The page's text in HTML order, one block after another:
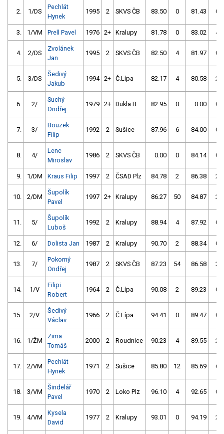
2. 1/DS
Pechlát
Hynek
1995 2 SKVS ČB 83.50 0 81.43 0
3. 1/VM Prell Pavel 1976 2+ Kralupy 81.78 0 83.02 4
4. 2/DS
Zvolánek
Jan
1995 2 SKVS ČB 82.50 4 81.97 0
5. 3/DS
Šedivý
Jakub
1994 2+ Č.Lípa 82.17 4 80.58 2
6. 2/
Suchý
Ondřej
1979 2+ Dukla B. 82.95 0 0.00 0
7. 3/
Bouzek
Filip
1992 2 Sušice 87.96 6 84.00 0
8. 4/
Lenc
Miroslav
1986 2 SKVS ČB 0.00 0 84.14 0
9. 1/DM Kraus Filip 1997 2 ČSAD Plz 84.78 2 86.38 2
10. 2/DM
Šupolík
Pavel
1997 2+ Kralupy 86.27 50 84.87 2
11. 5/
Šupolík
Luboš
1992 2 Kralupy 88.94 4 87.92 0
12. 6/ Dolista Jan 1987 2 Kralupy 90.70 2 88.34 0
13. 7/
Pokorný
Ondřej
1987 2 SKVS ČB 87.23 54 86.58 2
14. 1/V
Filipi
Robert
1964 2 Č.Lípa 90.08 2 89.23 0
15. 2/V
Šedivý
Václav
1966 2 Č.Lípa 94.41 0 89.47 0
16. 1/ŽM
Zima
Tomáš
2000 2 Roudnice 90.23 4 89.55 2
17. 2/VM
Pechlát
Hynek
1971 2 Sušice 85.80 12 85.69 6
18. 3/VM
Šindelář
Pavel
1970 2 Loko Plz 96.10 4 92.65 0
19. 4/VM
Kysela
David
1977 2 Kralupy 93.01 0 94.19 2